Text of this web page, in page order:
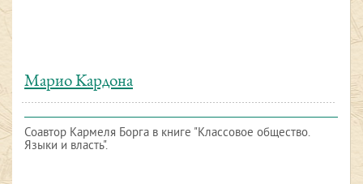
Марио Кардона
Соавтор Кармеля Борга в книге "Классовое общество.
Языки и власть".